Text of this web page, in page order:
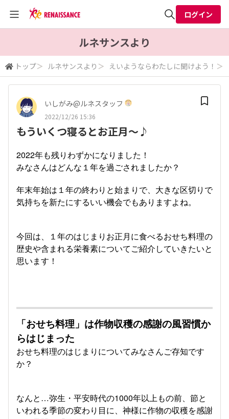
検索
ログイン
ルネサンスより
トップ＞ ルネサンスより ＞ えいようならわたしに聞けよう！ ＞
いしがみ@ルネスタッフ
2022/12/26 15:36
もういくつ寝るとお正月～♪
2022年も残りわずかになりました！
みなさんはどんな１年を過ごされましたか？
年末年始は１年の終わりと始まりで、大きな区切りで
気持ちを新たにするいい機会でもありますよね。
今回は、１年のはじまりお正月に食べるおせち料理の
歴史や含まれる栄養素についてご紹介していきたいと
思います！
「おせち料理」は作物収穫の感謝の風習慣か
らはじまった
おせち料理のはじまりについてみなさんご存知です
か？
なんと…弥生・平安時代の1000年以上もの前、節と
いわれる季節の変わり目に、神様に作物の収穫を感謝